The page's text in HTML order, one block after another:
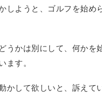
しようと、ゴルフを始め
うかは別にして、何かを
ます。
かして欲しいと、訴えて